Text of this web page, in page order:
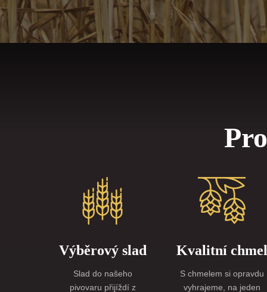
Chmel,
Mozek se
Výběrový slad
Slad do našeho
pivovaru přijíždí z
Kvalitní chmel
S chmelem si opravdu
vyhrajeme, na jeden